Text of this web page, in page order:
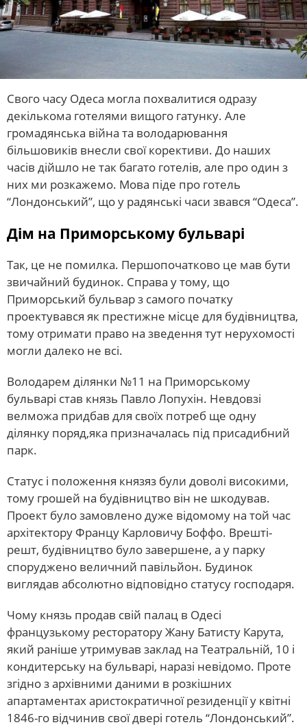
Свого часу Одеса могла похвалитися одразу
декількома готелями вищого гатунку. Але
громадянська війна та володарювання
більшовиків внесли свої корективи. До наших
часів дійшло не так багато готелів, але про один з
них ми розкажемо. Мова піде про готель
“Лондонський”, що у радянські часи звався “Одеса”.
Дім на Приморському бульварі
Так, це не помилка. Першопочатково це мав бути
звичайний будинок. Справа у тому, що
Приморський бульвар з самого початку
проектувався як престижне місце для будівництва,
тому отримати право на зведення тут нерухомості
могли далеко не всі.
Володарем ділянки №11 на Приморському
бульварі став князь Павло Лопухін. Невдовзі
велможа придбав для своїх потреб ще одну
ділянку поряд,яка призначалась під присадибний
парк.
Статус і положення князяз були доволі високими,
тому грошей на будівництво він не шкодував.
Проект було замовлено дуже відомому на той час
архітектору Францу Карловичу Боффо. Врешті-
решт, будівництво було завершене, а у парку
споруджено величний павільйон. Будинок
виглядав абсолютно відповідно статусу господаря.
Чому князь продав свій палац в Одесі
французькому ресторатору Жану Батисту Карута,
який раніше утримував заклад на Театральній, 10 і
кондитерську на бульварі, наразі невідомо. Проте
згідно з архівними даними в розкішних
апартаментах аристократичної резиденції у квітні
1846-го відчинив свої двері готель “Лондонський”.